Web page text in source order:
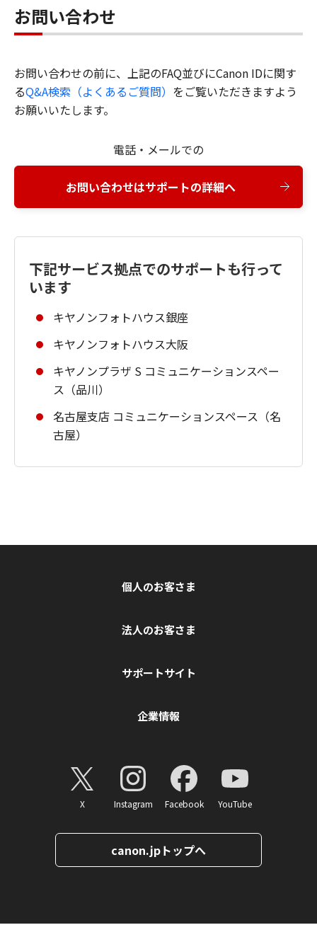
お問い合わせ
お問い合わせの前に、上記のFAQ並びにCanon IDに関す
るQ&A検索（よくあるご質問） をご覧いただきますよう
お願いいたします。
電話・メールでの
お問い合わせはサポートの詳細へ
下記サービス拠点でのサポートも行って
います
キヤノンフォトハウス銀座
キヤノンフォトハウス大阪
キヤノンプラザ S コミュニケーションスペー
ス（品川）
名古屋支店 コミュニケーションスペース（名
古屋）
個人のお客さま
法人のお客さま
サポートサイト
企業情報
X Instagram Facebook YouTube
canon.jpトップへ